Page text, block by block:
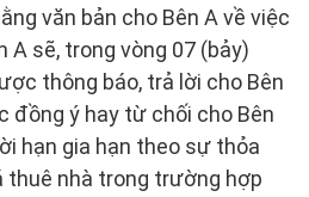
văn bản cho Bên A về việc
A sẽ, trong vòng 07 (bảy)
thông báo, trả lời cho Bên
đồng ý hay từ chối cho Bên
hạn gia hạn theo sự thỏa
thuê nhà trong trường hợp